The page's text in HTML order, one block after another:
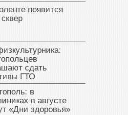
появится
сдать
ГТО
в
в августе
«Дни здоровья»